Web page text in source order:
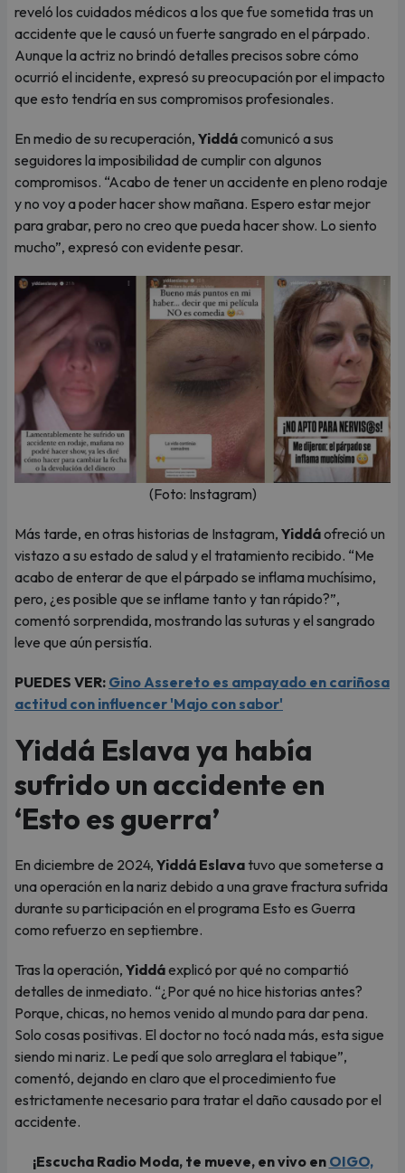
reveló los cuidados médicos a los que fue sometida tras un
accidente que le causó un fuerte sangrado en el párpado.
Aunque la actriz no brindó detalles precisos sobre cómo
ocurrió el incidente, expresó su preocupación por el impacto
que esto tendría en sus compromisos profesionales.
En medio de su recuperación, Yiddácomunicó a sus
seguidores la imposibilidad de cumplir con algunos
compromisos. “Acabo de tener un accidente en pleno rodaje
y no voy a poder hacer show mañana. Espero estar mejor
para grabar, pero no creo que pueda hacer show. Lo siento
mucho”, expresó con evidente pesar.
(Foto: Instagram)
Más tarde, en otras historias de Instagram, Yiddáofreció un
vistazo a su estado de salud y el tratamiento recibido. “Me
acabo de enterar de que el párpado se inflama muchísimo,
pero, ¿es posible que se inflame tanto y tan rápido?”,
comentó sorprendida, mostrando las suturas y el sangrado
leve que aún persistía.
PUEDES VER: Gino Assereto es ampayado en cariñosa
actitud con influencer 'Majo con sabor'
Yiddá Eslava ya había
sufrido un accidente en
‘Esto es guerra’
En diciembre de 2024, Yiddá Eslava tuvo que someterse a
una operación en la nariz debido a una grave fractura sufrida
durante su participación en el programa Esto es Guerra
como refuerzo en septiembre.
Tras la operación, Yiddáexplicó por qué no compartió
detalles de inmediato. “¿Por qué no hice historias antes?
Porque, chicas, no hemos venido al mundo para dar pena.
Solo cosas positivas. El doctor no tocó nada más, esta sigue
siendo mi nariz. Le pedí que solo arreglara el tabique”,
comentó, dejando en claro que el procedimiento fue
estrictamente necesario para tratar el daño causado por el
accidente.
¡Escucha Radio Moda, te mueve, en vivo en OIGO,